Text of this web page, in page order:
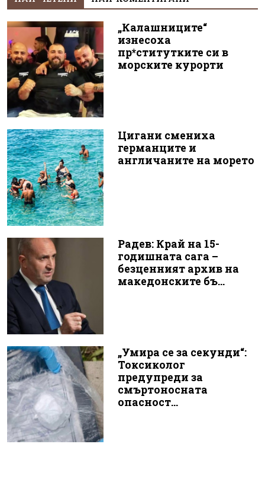
„Калашниците“
изнесоха
пр*ститутките си в
морските курорти
Цигани смениха
германците и
англичаните на морето
Радев: Край на 15-
годишната сага –
безценният архив на
македонските бъ...
„Умира се за секунди“:
Токсиколог
предупреди за
смъртоносната
опасност...